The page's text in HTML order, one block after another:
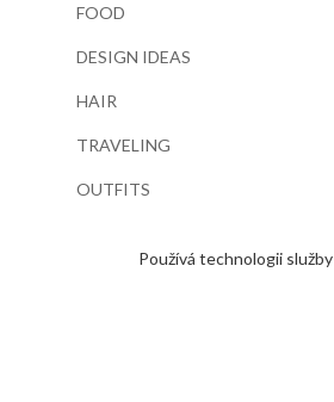
FOOD
DESIGN IDEAS
HAIR
TRAVELING
OUTFITS
Používá technologii služby